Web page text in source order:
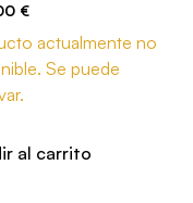
€
actualmente no
Se puede
al carrito